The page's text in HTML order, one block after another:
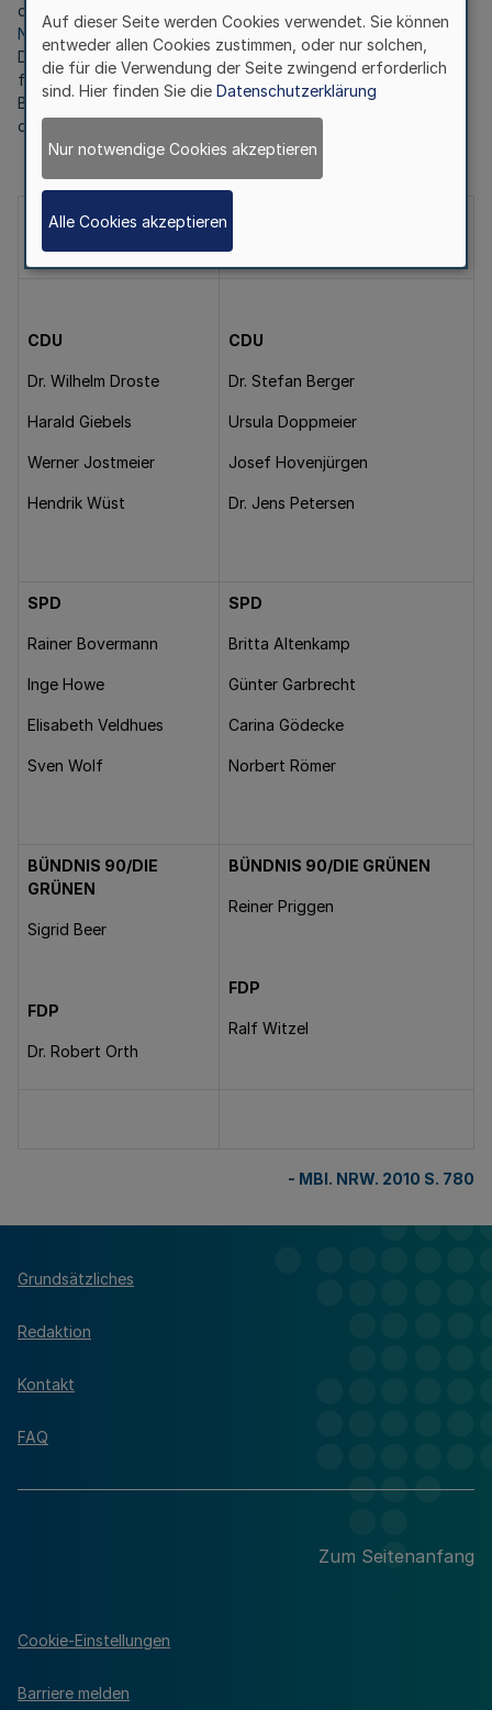
der Fassung der Bekanntmachung vom 16. August 1993 (
NRW. S. 516), zuletzt geändert durch Gesetz vom 20.
Dezember 2007 (GV. NRW. 2008 S. 2), SGV NRW. 1110
folgende Mitglieder des Landtags als Beisitzerinnen und
Beisitzer bzw. stellvertretende Beisitzerinnen und Beisitzer in
den Landeswahlausschuss berufen:
Beisitzer/Innen
CDU
Dr. Wilhelm Droste
Harald Giebels
Werner Jostmeier
Hendrik Wüst
CDU
Dr. Stefan Berger
Ursula Doppmeier
Josef Hovenjürgen
Dr. Jens Petersen
SPD
Rainer Bovermann
Inge Howe
Elisabeth Veldhues
Sven Wolf
SPD
Britta Altenkamp
Günter Garbrecht
Carina Gödecke
Norbert Römer
BÜNDNIS 90/DIE
GRÜNEN
Sigrid Beer
FDP
Dr. Robert Orth
BÜNDNIS 90/DIE GRÜNEN
Reiner Priggen
FDP
Ralf Witzel
- MBl. NRW. 2010 S. 780
Grundsätzliches
Redaktion
Kontakt
FAQ
Zum Seitenanfang
Cookie-Einstellungen
Barriere melden
Auf dieser Seite werden Cookies verwendet. Sie können
entweder allen Cookies zustimmen, oder nur solchen,
die für die Verwendung der Seite zwingend erforderlich
sind. Hier finden Sie die Datenschutzerklärung
Nur notwendige Cookies akzeptieren
Alle Cookies akzeptieren